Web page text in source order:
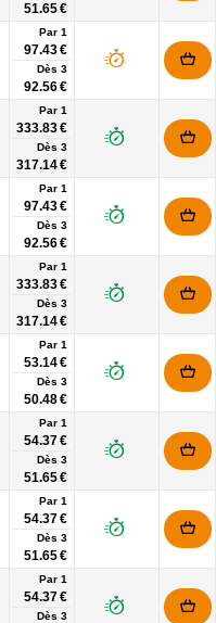
51.65 €
Par 1
97.43 €
Dès 3
92.56 €
Par 1
333.83 €
Dès 3
317.14 €
Par 1
97.43 €
Dès 3
92.56 €
Par 1
333.83 €
Dès 3
317.14 €
Par 1
53.14 €
Dès 3
50.48 €
Par 1
54.37 €
Dès 3
51.65 €
Par 1
54.37 €
Dès 3
51.65 €
Par 1
54.37 €
Dès 3